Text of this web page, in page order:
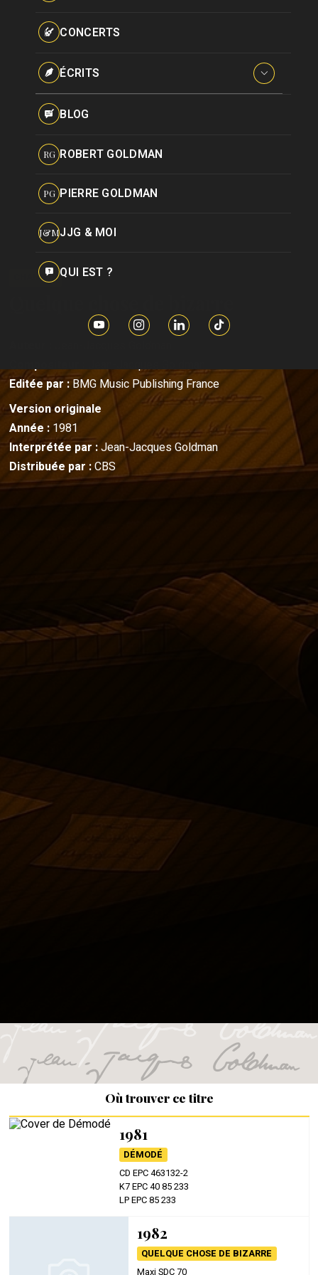
Pseudonymes
CONCERTS
ÉCRITS
Interviews
BLOG
RG ROBERT GOLDMAN
PG PIERRE GOLDMAN
J&MJJG & MOI
QUI EST ?
CHANSON
Compositeur :Jean-Jacques Goldman
Editée par :BMG Music Publishing France
Version originale
Année :1981
Interprétée par :Jean-Jacques Goldman
Distribuée par :CBS
Où trouver ce titre
1981
DÉMODÉ
CD EPC 463132-2
K7 EPC 40 85 233
LP EPC 85 233
1982
QUELQUE CHOSE DE BIZARRE
Maxi SDC 70